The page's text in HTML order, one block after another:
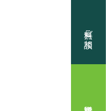
無料ご相談